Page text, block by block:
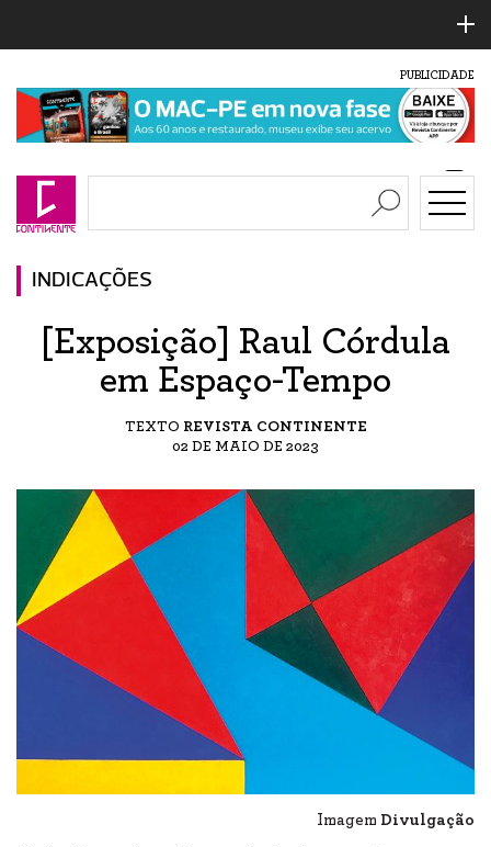
PUBLICIDADE
INDICAÇÕES
[Exposição] Raul Córdula
em Espaço-Tempo
TEXTO REVISTA CONTINENTE
02 DE MAIO DE 2023
Imagem Divulgação